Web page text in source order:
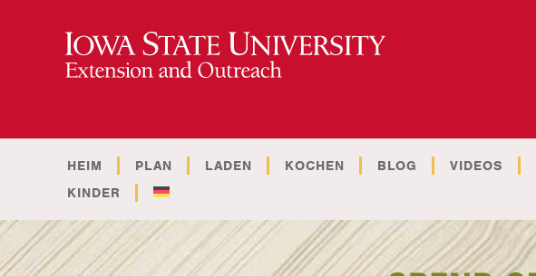
HEIM PLAN LADEN KOCHEN BLOG VIDEOS
KINDER